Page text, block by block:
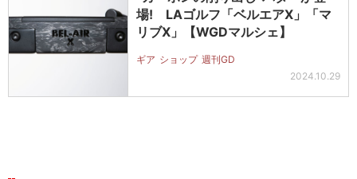
場! LAゴルフ「ベルエアX」「マ
リブX」【WGDマルシェ】
ギア ショップ 週刊GD
2024.10.29